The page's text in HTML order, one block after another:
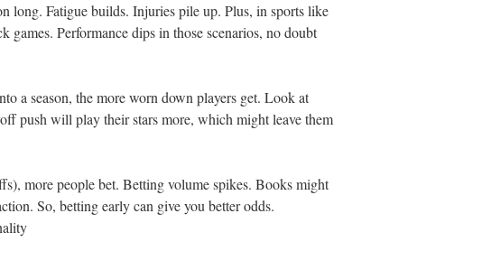
long. Fatigue builds. Injuries pile up. Plus, in sports like
games. Performance dips in those scenarios, no doubt
a season, the more worn down players get. Look at
push will play their stars more, which might leave them
more people bet. Betting volume spikes. Books might
So, betting early can give you better odds.